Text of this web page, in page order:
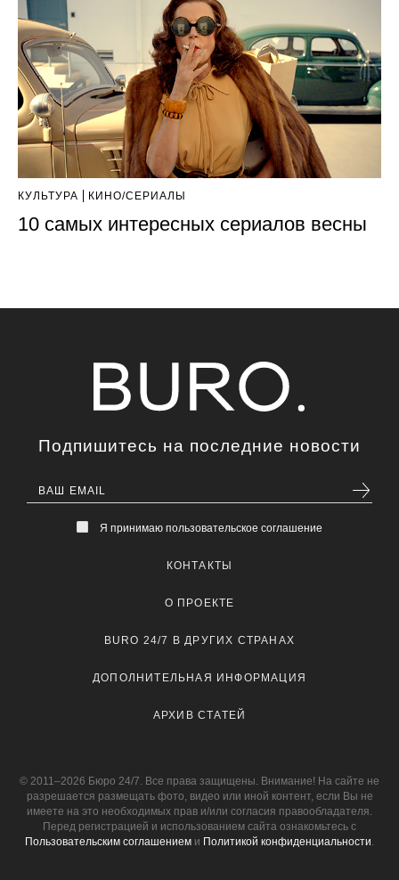
КУЛЬТУРА КИНО/СЕРИАЛЫ
10 самых интересных сериалов весны
Подпишитесь на последние новости
Я принимаю пользовательское соглашение
КОНТАКТЫ
О ПРОЕКТЕ
BURO 24/7 В ДРУГИХ СТРАНАХ
ДОПОЛНИТЕЛЬНАЯ ИНФОРМАЦИЯ
АРХИВ СТАТЕЙ
© 2011–2026 Бюро 24/7. Все права защищены. Внимание! На сайте не
разрешается размещать фото, видео или иной контент, если Вы не
имеете на это необходимых прав и/или согласия правообладателя.
Перед регистрацией и использованием сайта ознакомьтесь с
Пользовательским соглашением и Политикой конфиденциальности